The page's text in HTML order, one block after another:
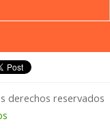
Califica
derechos reservados